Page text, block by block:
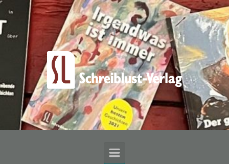
Zum Hauptinhalt springen